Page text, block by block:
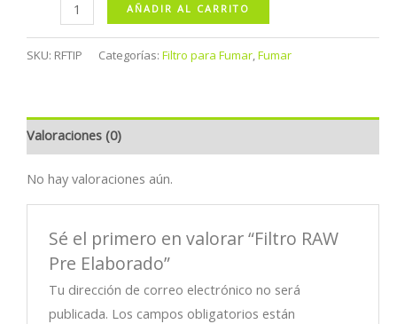
Pre
AÑADIR AL CARRITO
SKU: RFTIP Categorías: Filtro para Fumar,Fumar
Valoraciones (0)
No hay valoraciones aún.
Sé el primero en valorar “Filtro RAW
Pre Elaborado”
Tu dirección de correo electrónico no será
publicada. Los campos obligatorios están